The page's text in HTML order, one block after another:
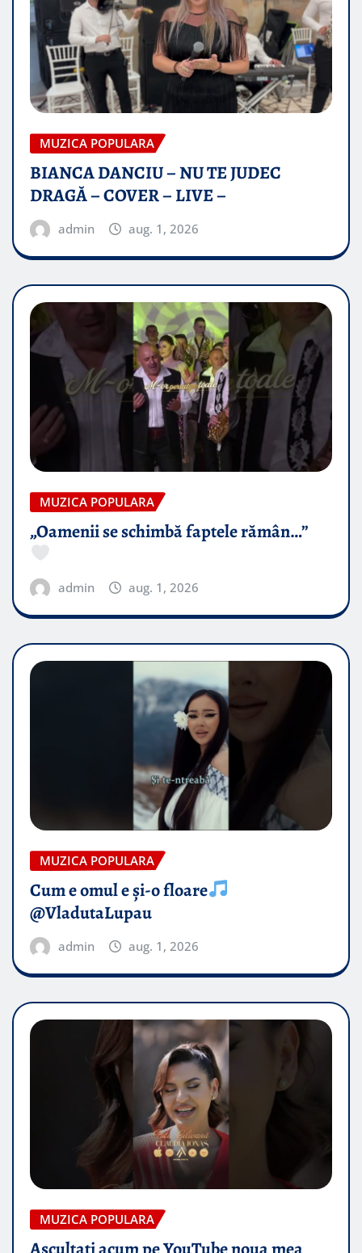
MUZICA POPULARA
BIANCA DANCIU – NU TE JUDEC
DRAGĂ – COVER – LIVE –
admin aug. 1, 2026
MUZICA POPULARA
„Oamenii se schimbă faptele rămân…”
admin aug. 1, 2026
MUZICA POPULARA
Cum e omul e și-o floare
@VladutaLupau
admin aug. 1, 2026
MUZICA POPULARA